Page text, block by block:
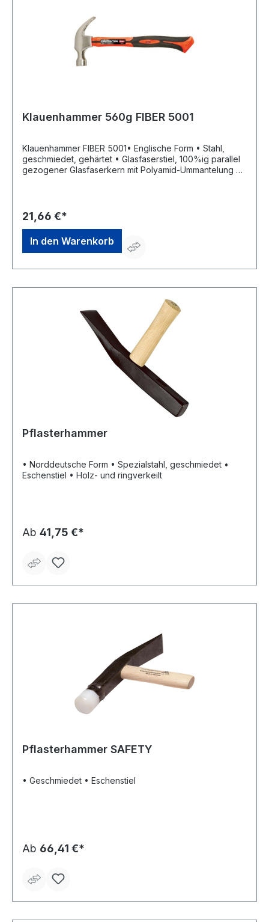
Klauenhammer 560g FIBER 5001
Klauenhammer FIBER 5001• Englische Form • Stahl,
geschmiedet, gehärtet • Glasfaserstiel, 100%ig parallel
gezogener Glasfaserkern mit Polyamid-Ummantelung •
21,66 €*
In den Warenkorb
Pflasterhammer
• Norddeutsche Form • Spezialstahl, geschmiedet •
Eschenstiel • Holz- und ringverkeilt
Ab 41,75 €*
Pflasterhammer SAFETY
• Geschmiedet • Eschenstiel
Ab 66,41 €*